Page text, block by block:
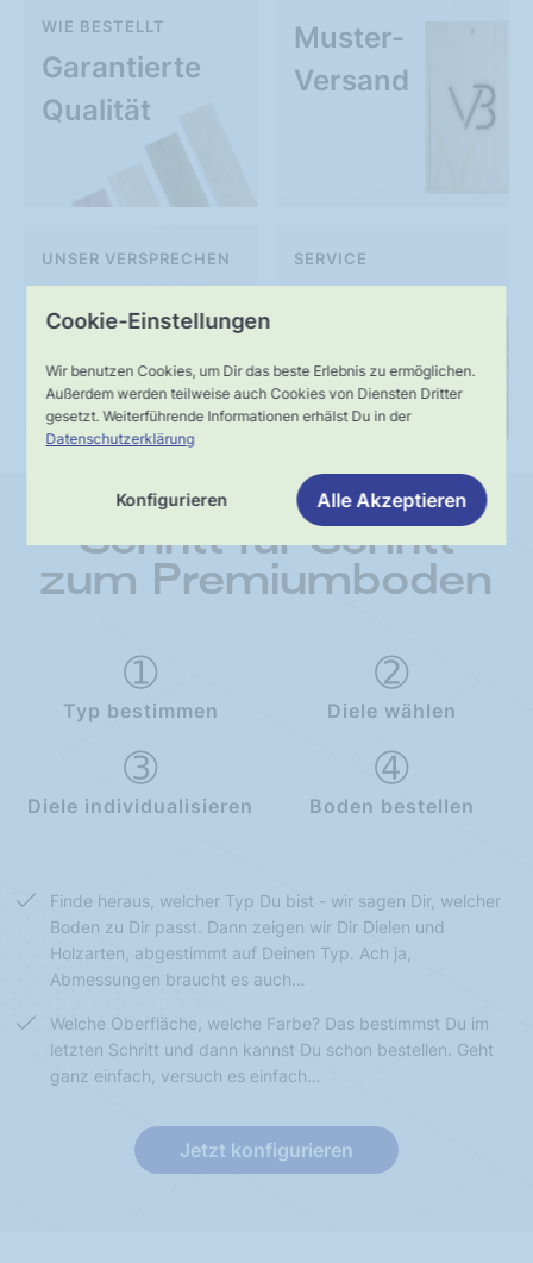
Cookie-Einstellungen
Wir benutzen Cookies, um Dir das beste Erlebnis zu ermöglichen.
Außerdem werden teilweise auch Cookies von Diensten Dritter
gesetzt. Weiterführende Informationen erhälst Du in der
Datenschutzerklärung
Konfigurieren Alle Akzeptieren
Garantierte
Qualität
WIE BESTELLT
Muster-
Versand
Lieferung
UNSER VERSPRECHEN SERVICE
Schritt für Schritt
zum Premiumboden
Typ bestimmen Diele wählen
Diele individualisieren Boden bestellen
Finde heraus, welcher Typ Du bist - wir sagen Dir, welcher
Boden zu Dir passt. Dann zeigen wir Dir Dielen und
Holzarten, abgestimmt auf Deinen Typ. Ach ja,
Abmessungen braucht es auch…
Welche Oberfläche, welche Farbe? Das bestimmst Du im
letzten Schritt und dann kannst Du schon bestellen. Geht
ganz einfach, versuch es einfach…
Jetzt konfigurieren